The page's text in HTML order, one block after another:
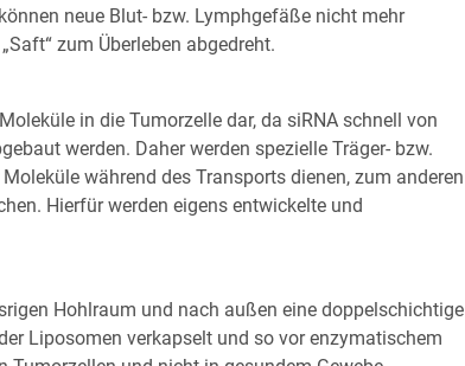
neue Blut- bzw. Lymphgefäße nicht mehr
zum Überleben abgedreht.
in die Tumorzelle dar, da siRNA schnell von
werden. Daher werden spezielle Träger- bzw.
während des Transports dienen, zum anderen
Hierfür werden eigens entwickelte und
Hohlraum und nach außen eine doppelschichtige
Liposomen verkapselt und so vor enzymatischem